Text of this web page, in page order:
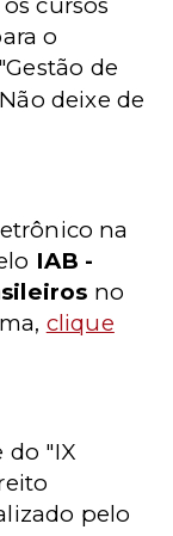
o
de
Não deixe de
na
IAB -
no
clique
do "IX
pelo